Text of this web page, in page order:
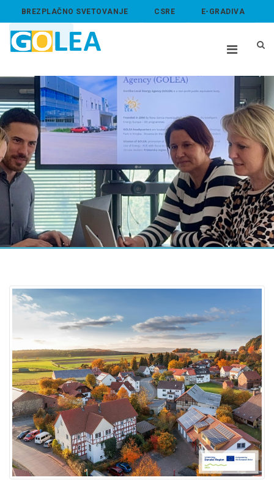
BREZPLAČNO SVETOVANJE CSRE E-GRADIVA
ABOUT US